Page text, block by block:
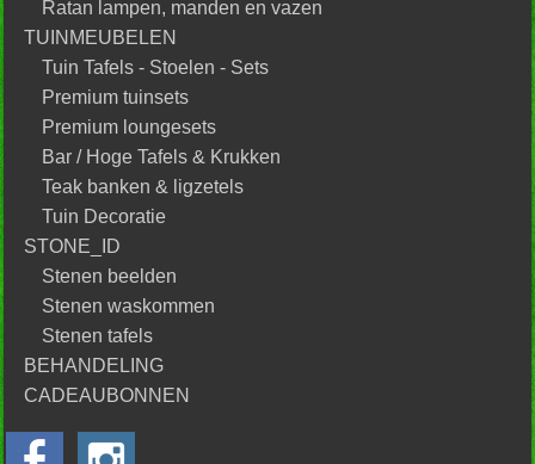
Ratan lampen, manden en vazen
TUINMEUBELEN
Tuin Tafels - Stoelen - Sets
Premium tuinsets
Premium loungesets
Bar / Hoge Tafels & Krukken
Teak banken & ligzetels
Tuin Decoratie
STONE_ID
Stenen beelden
Stenen waskommen
Stenen tafels
BEHANDELING
CADEAUBONNEN